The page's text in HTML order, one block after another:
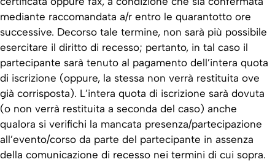
mediante raccomandata a/r entro le quarantotto ore
successive. Decorso tale termine, non sarà più possibile
esercitare il diritto di recesso; pertanto, in tal caso il
partecipante sarà tenuto al pagamento dell’intera quota
di iscrizione (oppure, la stessa non verrà restituita ove
già corrisposta). L’intera quota di iscrizione sarà dovuta
(o non verrà restituita a seconda del caso) anche
qualora si verifichi la mancata presenza/partecipazione
all’evento/corso da parte del partecipante in assenza
della comunicazione di recesso nei termini di cui sopra.